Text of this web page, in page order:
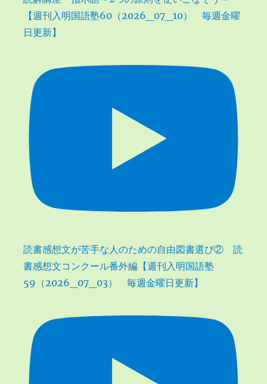
【週刊入明国語塾60（2026_07_10） 毎週金曜
日更新】
読書感想文が苦手な人のための自由図書選び② 読
書感想文コンクール番外編【週刊入明国語塾
59（2026_07_03） 毎週金曜日更新】